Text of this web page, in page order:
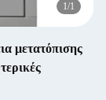
1/1
μετατόπισης